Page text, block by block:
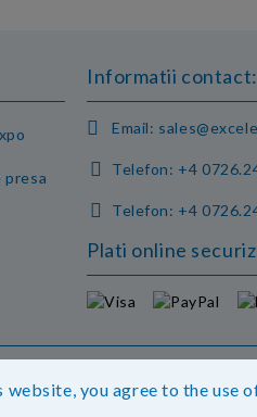
you agree to the use
presa
Informatii contact:
Email:
Telefon: +4
Telefon: +4
Plati online